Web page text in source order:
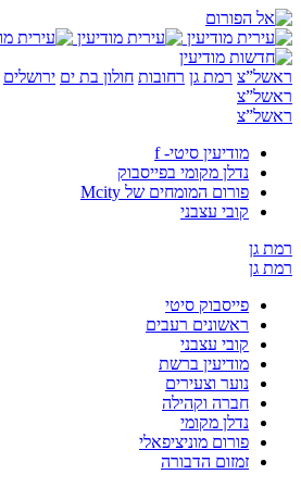
ראשל”צ רמת גן רחובות חולון בת ים ירושלים
ראשל”צ
ראשל”צ
מודיעין סיטי- f
נדלן מקומי בפייסבוק
פורום המומחים של Mcity
קובי עצבני
רמת גן
רמת גן
פייסבוק סיטי
ראשונים רעבים
קובי עצבני
מודיעין ברשת
נוער וצעירים
חברה וקהילה
נדלן מקומי
פורום מוניציפאלי
זמזום הדבורה